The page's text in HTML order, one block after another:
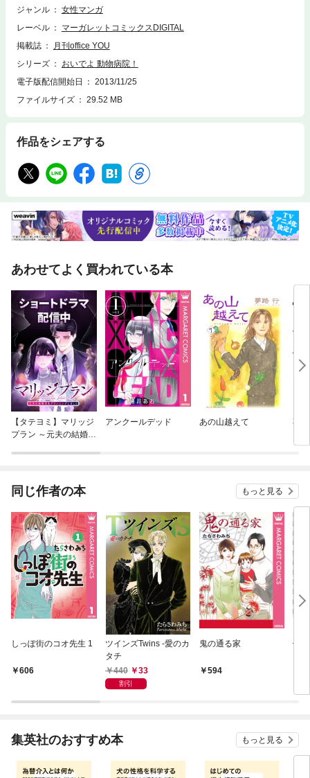
ジャンル
女性マンガ
レーベル
マーガレットコミックスDIGITAL
掲載誌
月刊office YOU
シリーズ
おいでよ 動物病院！
電子版配信開始日
2013/11/25
ファイルサイズ
29.52 MB
作品をシェアする
あわせてよく買われている本
【タテヨミ】マリッジ
プラン ～元夫の結婚式
アンクールデッド あの山越えて 不
同じ作者の本 もっと見る
しっぽ街のコオ先生 1
606
ツインズTwins -愛のカ
タチ
440
33
割引
鬼の通る家
594
僕
集英社のおすすめ本 もっと見る